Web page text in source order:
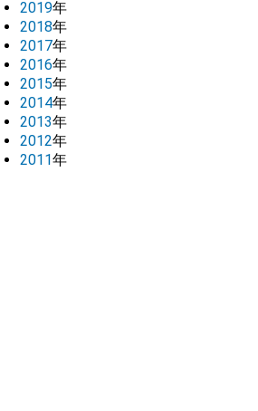
2019年
2018年
2017年
2016年
2015年
2014年
2013年
2012年
2011年